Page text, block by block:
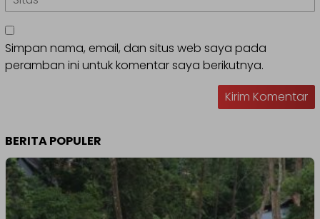
Simpan nama, email, dan situs web saya pada
peramban ini untuk komentar saya berikutnya.
BERITA POPULER